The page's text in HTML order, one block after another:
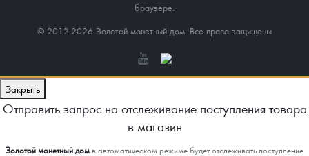
браузере.
© 2012-2026 Золотой монетный дом. Все права защищены
Закрыть
Отправить запрос на отслеживание поступления товара
в магазин
Золотой монетный домв автоматическом режиме будет отслеживать поступление